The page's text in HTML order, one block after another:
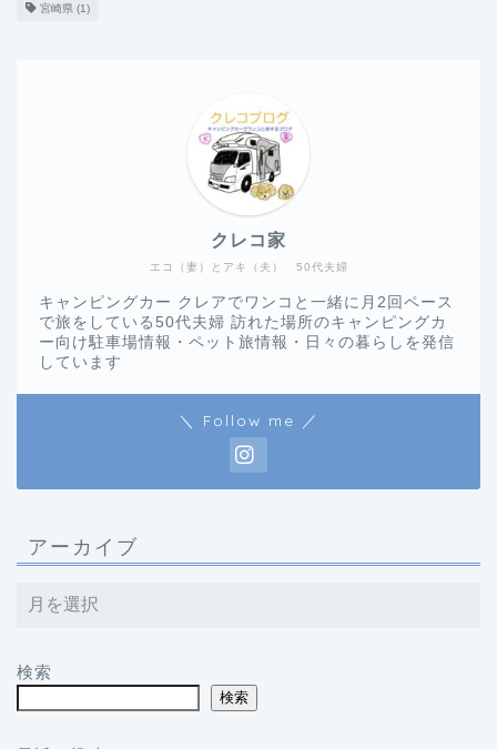
宮崎県 (1)
エコ（妻）とアキ（夫） 50代夫婦
クレコ家
キャンピングカー クレアでワンコと一緒に月2回ペース
で旅をしている50代夫婦 訪れた場所のキャンピングカ
ー向け駐車場情報・ペット旅情報・日々の暮らしを発信
しています
＼ Follow me ／
アーカイブ
検索
検索